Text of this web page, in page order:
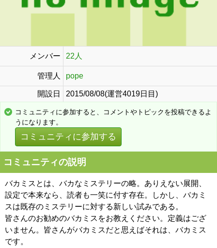
メンバー 22人
管理人 pope
開設日 2015/08/08(運営4019日目)
コミュニティに参加すると、コメントやトピックを投稿できるよ
うになります。
コミュニティに参加する
コミュニティの説明
バカミスとは、バカなミステリーの略。ありえない展開、
設定で本来なら、読者も一笑に付す存在。しかし、バカミ
スは既存のミステリーに対する新しい試みである。
皆さんのお勧めのバカミスをお教えください。定義はござ
いません。皆さんがバカミスだと思えばそれは、バカミス
です。